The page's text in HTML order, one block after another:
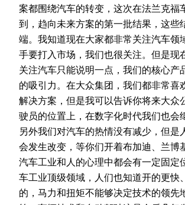
案都围绕汽车的转变，这次在法兰克福
到，趋向未来方案的第一批结果，这些
端。我知道现在大家都非常关注汽车领
手要打入市场，我们也很关注。但是现
关注汽车只能说明一点，我们的核心产
的吸引力。在大众集团，我们都非常喜
解决方案，但是我可以告诉你将来大众
驶员的位置上，在数字化时代我们也会
另外我们对汽车的热情没有减少，但是
会发生改变，等你们开着布加迪、兰博
汽车工业和人的心理中都会有一定固定
车工业顶级领域，人们也知道开的更快
的，马力和扭矩不能够决定技术的领先